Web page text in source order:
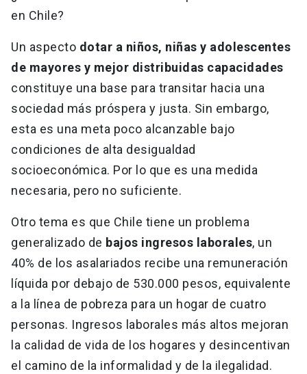
en Chile?
Un aspecto dotar a niños, niñas y adolescentes
de mayores y mejor distribuidas capacidades
constituye una base para transitar hacia una
sociedad más próspera y justa. Sin embargo,
esta es una meta poco alcanzable bajo
condiciones de alta desigualdad
socioeconómica. Por lo que es una medida
necesaria, pero no suficiente.
Otro tema es que Chile tiene un problema
generalizado de bajos ingresos laborales, un
40% de los asalariados recibe una remuneración
líquida por debajo de 530.000 pesos, equivalente
a la línea de pobreza para un hogar de cuatro
personas. Ingresos laborales más altos mejoran
la calidad de vida de los hogares y desincentivan
el camino de la informalidad y de la ilegalidad.